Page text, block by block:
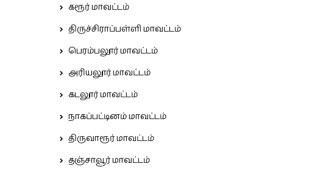
கரூர் மாவட்டம்
திருச்சிராப்பள்ளி மாவட்டம்
பெரம்பலூர் மாவட்டம்
அரியலூர் மாவட்டம்
கடலூர் மாவட்டம்
நாகப்பட்டினம் மாவட்டம்
திருவாரூர் மாவட்டம்
தஞ்சாவூர் மாவட்டம்